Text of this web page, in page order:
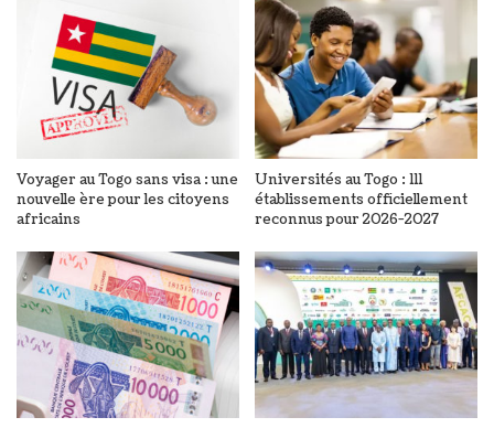
Voyager au Togo sans visa : une
nouvelle ère pour les citoyens
africains
Universités au Togo : 111
établissements officiellement
reconnus pour 2026-2027